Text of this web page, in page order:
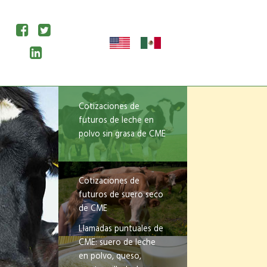
Cotizaciones de
futuros de leche en
polvo sin grasa de CME
Cotizaciones de
futuros de suero seco
de CME
Llamadas puntuales de
CME: suero de leche
en polvo, queso,